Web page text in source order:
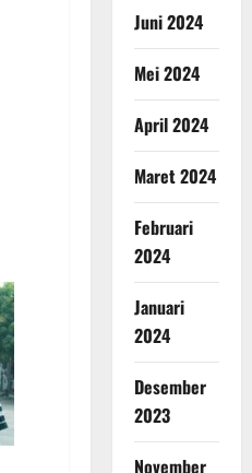
Juni 2024
Mei 2024
April 2024
Maret 2024
Februari
2024
Januari
2024
Desember
2023
November